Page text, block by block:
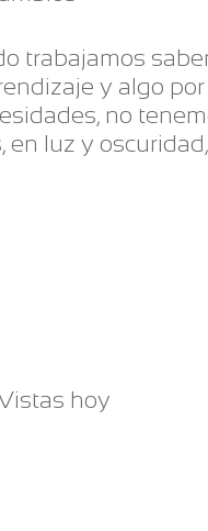
trabajamos
y algo
no
luz y
Vistas hoy